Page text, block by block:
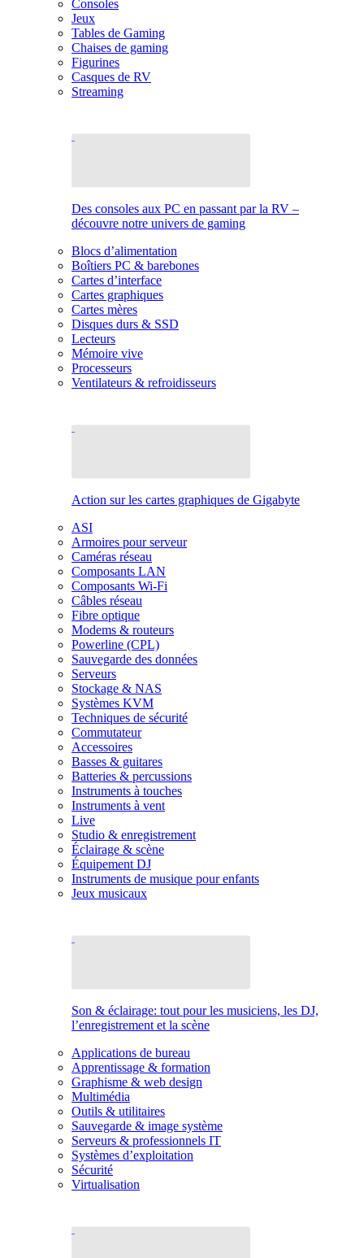
Consoles
Jeux
Tables de Gaming
Chaises de gaming
Figurines
Casques de RV
Streaming
Des consoles aux PC en passant par la RV –
découvre notre univers de gaming
Blocs d’alimentation
Boîtiers PC & barebones
Cartes d’interface
Cartes graphiques
Cartes mères
Disques durs & SSD
Lecteurs
Mémoire vive
Processeurs
Ventilateurs & refroidisseurs
Action sur les cartes graphiques de Gigabyte
ASI
Armoires pour serveur
Caméras réseau
Composants LAN
Composants Wi-Fi
Câbles réseau
Fibre optique
Modems & routeurs
Powerline (CPL)
Sauvegarde des données
Serveurs
Stockage & NAS
Systèmes KVM
Techniques de sécurité
Commutateur
Accessoires
Basses & guitares
Batteries & percussions
Instruments à touches
Instruments à vent
Live
Studio & enregistrement
Éclairage & scène
Équipement DJ
Instruments de musique pour enfants
Jeux musicaux
Son & éclairage: tout pour les musiciens, les DJ,
l’enregistrement et la scène
Applications de bureau
Apprentissage & formation
Graphisme & web design
Multimédia
Outils & utilitaires
Sauvegarde & image système
Serveurs & professionnels IT
Systèmes d’exploitation
Sécurité
Virtualisation